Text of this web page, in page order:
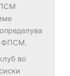
ФПСМ.
во